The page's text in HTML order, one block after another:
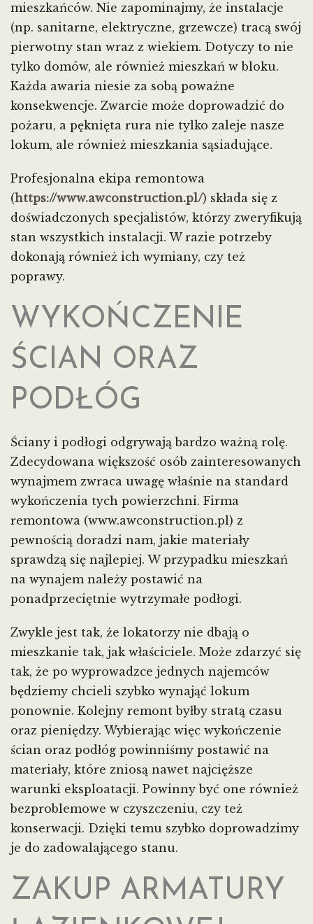
mieszkańców. Nie zapominajmy, że instalacje
(np. sanitarne, elektryczne, grzewcze) tracą swój
pierwotny stan wraz z wiekiem. Dotyczy to nie
tylko domów, ale również mieszkań w bloku.
Każda awaria niesie za sobą poważne
konsekwencje. Zwarcie może doprowadzić do
pożaru, a pęknięta rura nie tylko zaleje nasze
lokum, ale również mieszkania sąsiadujące.
Profesjonalna ekipa remontowa
(https://www.awconstruction.pl/) składa się z
doświadczonych specjalistów, którzy zweryfikują
stan wszystkich instalacji. W razie potrzeby
dokonają również ich wymiany, czy też
poprawy.
WYKOŃCZENIE
ŚCIAN ORAZ
PODŁÓG
Ściany i podłogi odgrywają bardzo ważną rolę.
Zdecydowana większość osób zainteresowanych
wynajmem zwraca uwagę właśnie na standard
wykończenia tych powierzchni. Firma
remontowa (www.awconstruction.pl) z
pewnością doradzi nam, jakie materiały
sprawdzą się najlepiej. W przypadku mieszkań
na wynajem należy postawić na
ponadprzeciętnie wytrzymałe podłogi.
Zwykle jest tak, że lokatorzy nie dbają o
mieszkanie tak, jak właściciele. Może zdarzyć się
tak, że po wyprowadzce jednych najemców
będziemy chcieli szybko wynająć lokum
ponownie. Kolejny remont byłby stratą czasu
oraz pieniędzy. Wybierając więc wykończenie
ścian oraz podłóg powinniśmy postawić na
materiały, które zniosą nawet najcięższe
warunki eksploatacji. Powinny być one również
bezproblemowe w czyszczeniu, czy też
konserwacji. Dzięki temu szybko doprowadzimy
je do zadowalającego stanu.
ZAKUP ARMATURY